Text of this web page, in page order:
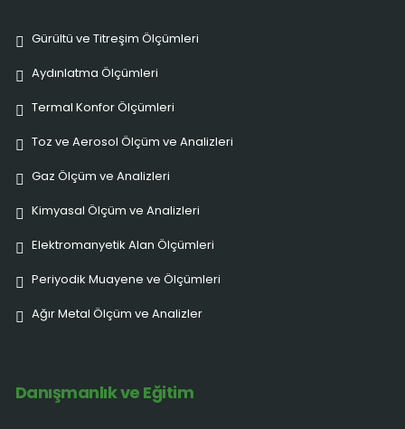
Gürültü ve Titreşim Ölçümleri
Aydınlatma Ölçümleri
Termal Konfor Ölçümleri
Toz ve Aerosol Ölçüm ve Analizleri
Gaz Ölçüm ve Analizleri
Kimyasal Ölçüm ve Analizleri
Elektromanyetik Alan Ölçümleri
Periyodik Muayene ve Ölçümleri
Ağır Metal Ölçüm ve Analizler
Danışmanlık ve Eğitim